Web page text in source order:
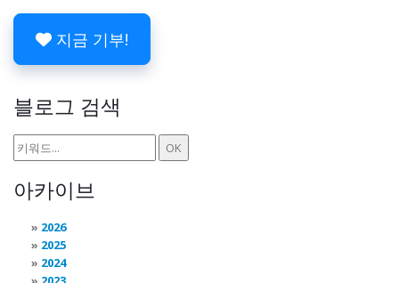
지금 기부!
블로그 검색
아카이브
2026
2025
2024